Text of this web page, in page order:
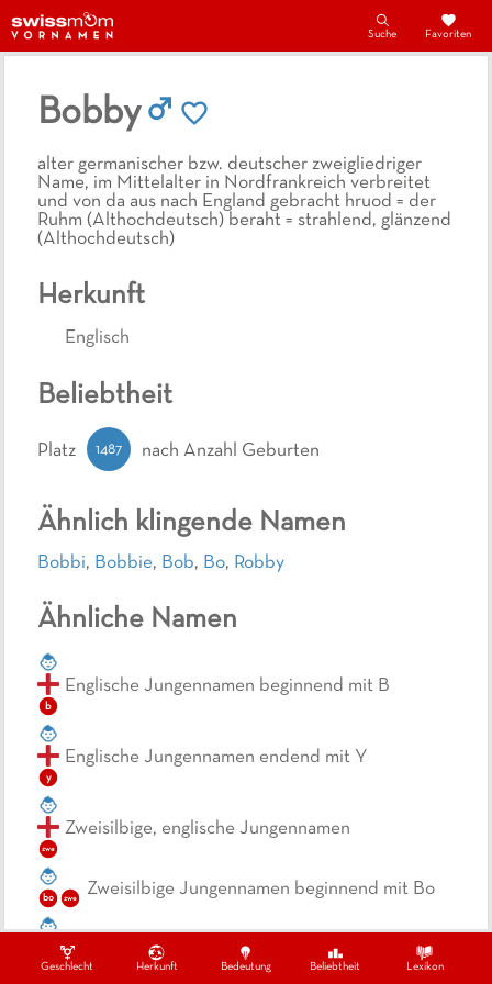
Geschlecht Herkunft Bedeutung Beliebtheit Lexikon
Suche Favoriten
Bobby
alter germanischer bzw. deutscher zweigliedriger
Name, im Mittelalter in Nordfrankreich verbreitet
und von da aus nach England gebracht hruod = der
Ruhm (Althochdeutsch) beraht = strahlend, glänzend
(Althochdeutsch)
Herkunft
Englisch
Ähnlich klingende Namen
Bobbi, Bobbie, Bob, Bo, Robby
Ähnliche Namen
b
Englische Jungennamen beginnend mit B
y
Englische Jungennamen endend mit Y
zwe
Zweisilbige, englische Jungennamen
bo zwe Zweisilbige Jungennamen beginnend mit Bo
Kurze Jungennamen beginnend mit Bo
Beliebtheit
Platz 1487 nach Anzahl Geburten